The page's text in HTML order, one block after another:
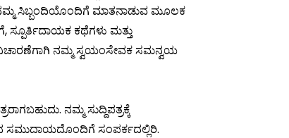
ಸಿಬ್ಬಂದಿಯೊಂದಿಗೆ ಮಾತನಾಡುವ ಮೂಲಕ
ಸ್ಪೂರ್ತಿದಾಯಕ ಕಥೆಗಳು ಮತ್ತು
ನಮ್ಮ ಸ್ವಯಂಸೇವಕ ಸಮನ್ವಯ
ನಮ್ಮ ಸುದ್ದಿಪತ್ರಕ್ಕೆ
ಸಮುದಾಯದೊಂದಿಗೆ ಸಂಪರ್ಕದಲ್ಲಿರಿ.